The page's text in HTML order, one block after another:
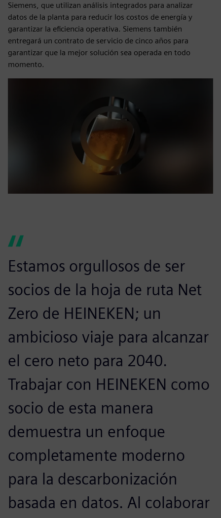
Siemens, que utilizan análisis integrados para analizar
datos de la planta para reducir los costos de energía y
garantizar la eficiencia operativa. Siemens también
entregará un contrato de servicio de cinco años para
garantizar que la mejor solución sea operada en todo
momento.
Estamos orgullosos de ser
socios de la hoja de ruta Net
Zero de HEINEKEN; un
ambicioso viaje para alcanzar
el cero neto para 2040.
Trabajar con HEINEKEN como
socio de esta manera
demuestra un enfoque
completamente moderno
para la descarbonización
basada en datos. Al colaborar